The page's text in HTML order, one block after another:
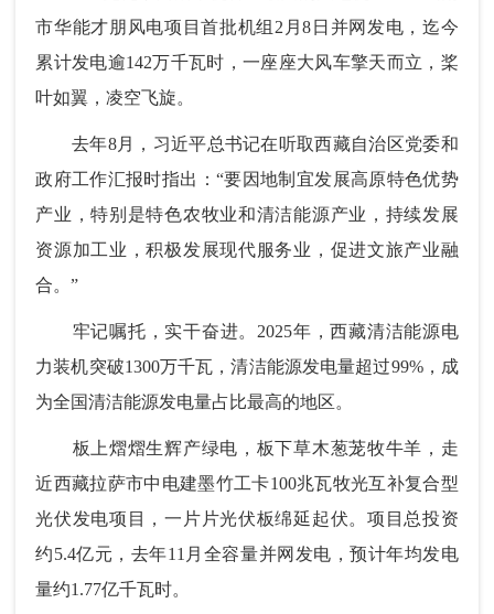
市华能才朋风电项目首批机组2月8日并网发电，迄今
累计发电逾142万千瓦时，一座座大风车擎天而立，桨
叶如翼，凌空飞旋。
去年8月，习近平总书记在听取西藏自治区党委和
政府工作汇报时指出：“要因地制宜发展高原特色优势
产业，特别是特色农牧业和清洁能源产业，持续发展
资源加工业，积极发展现代服务业，促进文旅产业融
合。”
牢记嘱托，实干奋进。2025年，西藏清洁能源电
力装机突破1300万千瓦，清洁能源发电量超过99%，成
为全国清洁能源发电量占比最高的地区。
板上熠熠生辉产绿电，板下草木葱茏牧牛羊，走
近西藏拉萨市中电建墨竹工卡100兆瓦牧光互补复合型
光伏发电项目，一片片光伏板绵延起伏。项目总投资
约5.4亿元，去年11月全容量并网发电，预计年均发电
量约1.77亿千瓦时。